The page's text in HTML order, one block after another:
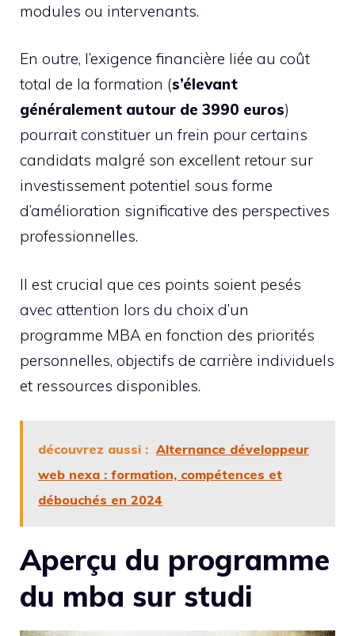
modules ou intervenants.
En outre, l’exigence financière liée au coût
total de la formation (s’élevant
généralement autour de 3990 euros)
pourrait constituer un frein pour certains
candidats malgré son excellent retour sur
investissement potentiel sous forme
d’amélioration significative des perspectives
professionnelles.
Il est crucial que ces points soient pesés
avec attention lors du choix d’un
programme MBA en fonction des priorités
personnelles, objectifs de carrière individuels
et ressources disponibles.
découvrez aussi : Alternance développeur
web nexa : formation, compétences et
débouchés en 2024
Aperçu du programme
du mba sur studi